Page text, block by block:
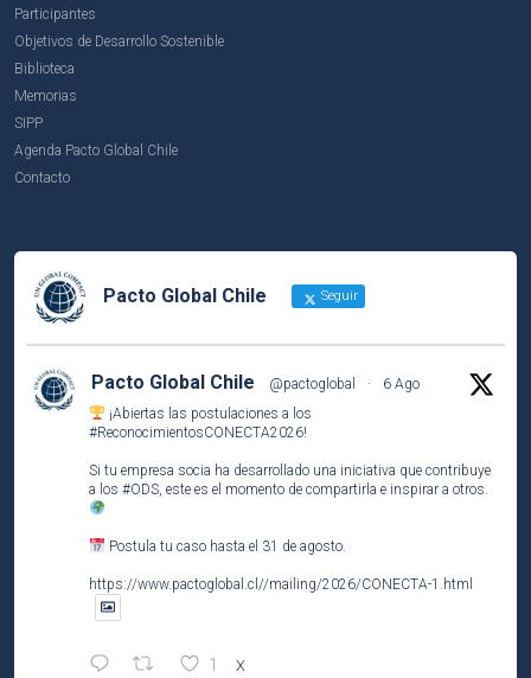
Participantes
Objetivos de Desarrollo Sostenible
Biblioteca
Memorias
SIPP
Agenda Pacto Global Chile
Contacto
Pacto Global Chile Seguir
Pacto Global Chile @pactoglobal ·
6 Ago
¡Abiertas las postulaciones a los
#ReconocimientosCONECTA2026!
Si tu empresa socia ha desarrollado una iniciativa que contribuye
a los #ODS, este es el momento de compartirla e inspirar a otros.
Postula tu caso hasta el 31 de agosto.
https://www.pactoglobal.cl//mailing/2026/CONECTA-1.html
1 X